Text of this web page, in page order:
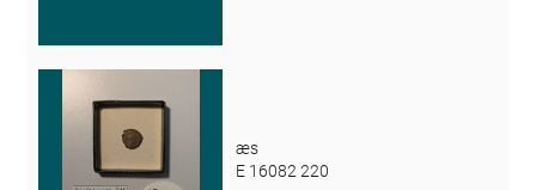
æs
E 16082 220